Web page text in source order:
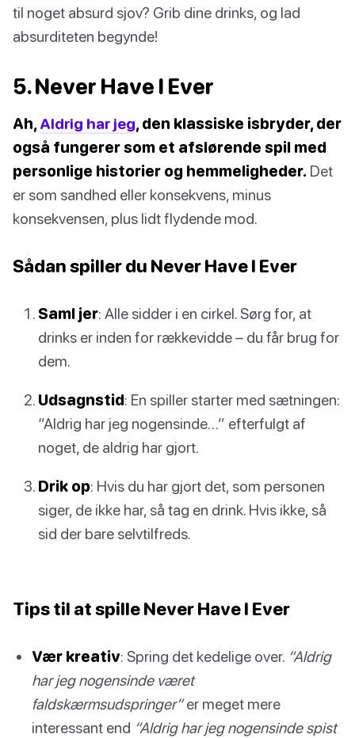
til noget absurd sjov? Grib dine drinks, og lad
absurditeten begynde!
5. Never Have I Ever
Ah, Aldrig har jeg , den klassiske isbryder, der
også fungerer som et afslørende spil med
personlige historier og hemmeligheder. Det
er som sandhed eller konsekvens, minus
konsekvensen, plus lidt flydende mod.
Sådan spiller du Never Have I Ever
Saml jer: Alle sidder i en cirkel. Sørg for, at
drinks er inden for rækkevidde – du får brug for
dem.
Udsagnstid: En spiller starter med sætningen:
“Aldrig har jeg nogensinde…” efterfulgt af
noget, de aldrig har gjort.
Drik op: Hvis du har gjort det, som personen
siger, de ikke har, så tag en drink. Hvis ikke, så
sid der bare selvtilfreds.
Tips til at spille Never Have I Ever
Vær kreativ: Spring det kedelige over. “Aldrig
har jeg nogensinde været
faldskærmsudspringer”er meget mere
interessant end “Aldrig har jeg nogensinde spist